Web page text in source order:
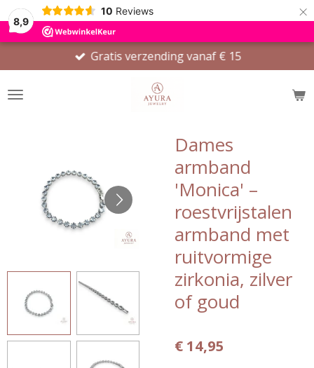
8,9
10 Reviews ×
Gratis verzending vanaf € 15
Dames
armband
'Monica' –
roestvrijstalen
armband met
ruitvormige
zirkonia, zilver
of goud
€ 14,95